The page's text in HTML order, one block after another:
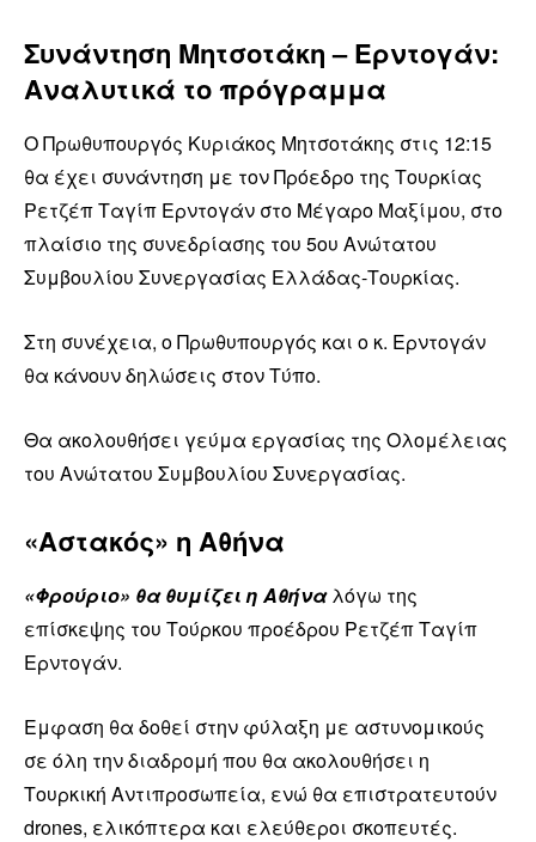
Συνάντηση Μητσοτάκη – Ερντογάν:
Αναλυτικά το πρόγραμμα
Ο Πρωθυπουργός Κυριάκος Μητσοτάκης στις 12:15
θα έχει συνάντηση με τον Πρόεδρο της Τουρκίας
Ρετζέπ Ταγίπ Ερντογάν στο Μέγαρο Μαξίμου, στο
πλαίσιο της συνεδρίασης του 5ου Ανώτατου
Συμβουλίου Συνεργασίας Ελλάδας-Τουρκίας.
Στη συνέχεια, ο Πρωθυπουργός και ο κ. Ερντογάν
θα κάνουν δηλώσεις στον Τύπο.
Θα ακολουθήσει γεύμα εργασίας της Ολομέλειας
του Ανώτατου Συμβουλίου Συνεργασίας.
«Αστακός» η Αθήνα
«Φρούριο» θα θυμίζει η Αθήναλόγω της
επίσκεψης του Τούρκου προέδρου Ρετζέπ Ταγίπ
Ερντογάν.
Εμφαση θα δοθεί στην φύλαξη με αστυνομικούς
σε όλη την διαδρομή που θα ακολουθήσει η
Τουρκική Αντιπροσωπεία, ενώ θα επιστρατευτούν
drones, ελικόπτερα και ελεύθεροι σκοπευτές.